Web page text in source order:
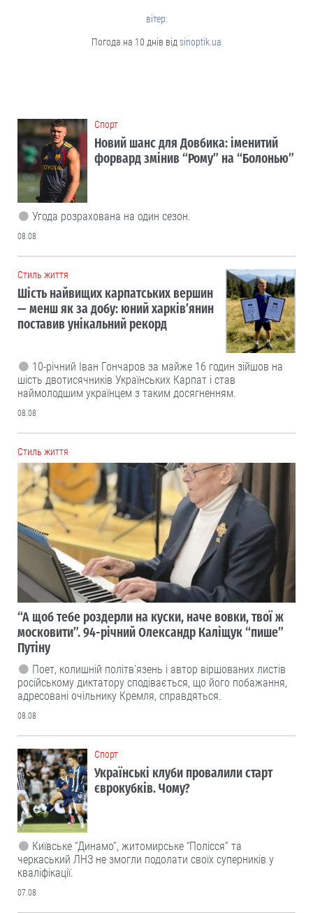
вітер:
Погода на 10 днів від sinoptik.ua
Cпорт
Новий шанс для Довбика: іменитий
форвард змінив “Рому” на “Болонью”
Угода розрахована на один сезон.
08.08
Cтиль життя
Шість найвищих карпатських вершин
— менш як за добу: юний харків’янин
поставив унікальний рекорд
10-річний Іван Гончаров за майже 16 годин зійшов на
шість двотисячників Українських Карпат і став
наймолодшим українцем з таким досягненням.
08.08
Cтиль життя
“А щоб тебе роздерли на куски, наче вовки, твої ж
московити”. 94-річний Олександр Каліщук “пише”
Путіну
Поет, колишній політв'язень і автор віршованих листів
російському диктатору сподівається, що його побажання,
адресовані очільнику Кремля, справдяться.
08.08
Cпорт
Українські клуби провалили старт
єврокубків. Чому?
Київське “Динамо”, житомирське “Полісся” та
черкаський ЛНЗ не змогли подолати своїх суперників у
кваліфікації.
07.08